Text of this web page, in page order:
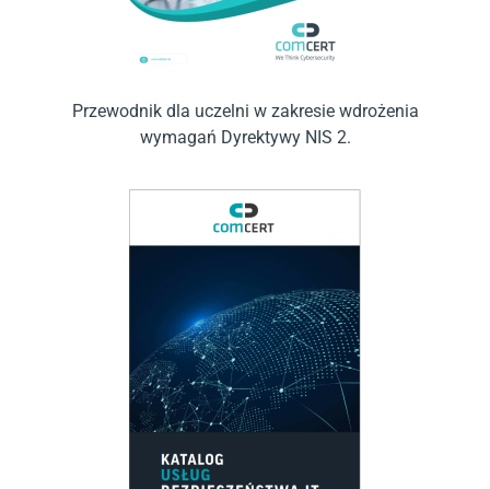
Przewodnik dla uczelni w zakresie wdrożenia
wymagań Dyrektywy NIS 2.